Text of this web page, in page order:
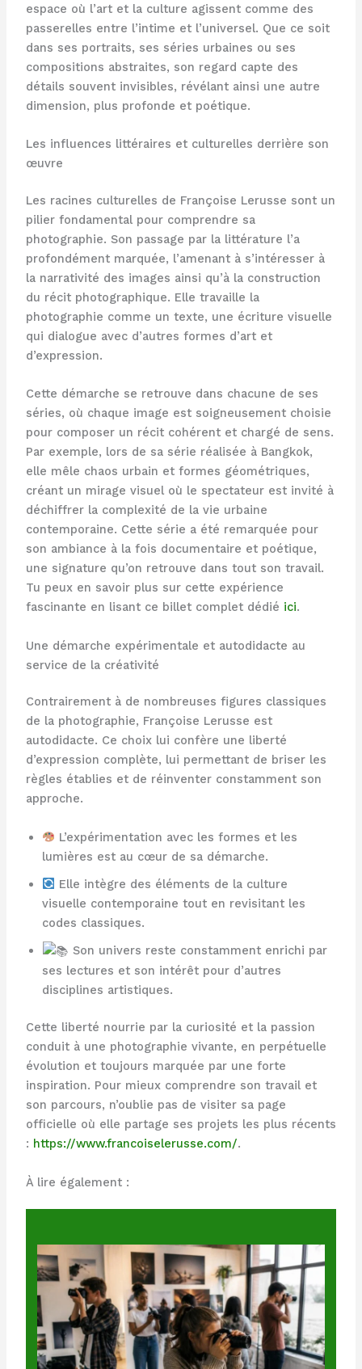
espace où l’art et la culture agissent comme des
passerelles entre l’intime et l’universel. Que ce soit
dans ses portraits, ses séries urbaines ou ses
compositions abstraites, son regard capte des
détails souvent invisibles, révélant ainsi une autre
dimension, plus profonde et poétique.
Les influences littéraires et culturelles derrière son
œuvre
Les racines culturelles de Françoise Lerusse sont un
pilier fondamental pour comprendre sa
photographie. Son passage par la littérature l’a
profondément marquée, l’amenant à s’intéresser à
la narrativité des images ainsi qu’à la construction
du récit photographique. Elle travaille la
photographie comme un texte, une écriture visuelle
qui dialogue avec d’autres formes d’art et
d’expression.
Cette démarche se retrouve dans chacune de ses
séries, où chaque image est soigneusement choisie
pour composer un récit cohérent et chargé de sens.
Par exemple, lors de sa série réalisée à Bangkok,
elle mêle chaos urbain et formes géométriques,
créant un mirage visuel où le spectateur est invité à
déchiffrer la complexité de la vie urbaine
contemporaine. Cette série a été remarquée pour
son ambiance à la fois documentaire et poétique,
une signature qu’on retrouve dans tout son travail.
Tu peux en savoir plus sur cette expérience
fascinante en lisant ce billet complet dédié ici.
Une démarche expérimentale et autodidacte au
service de la créativité
Contrairement à de nombreuses figures classiques
de la photographie, Françoise Lerusse est
autodidacte. Ce choix lui confère une liberté
d’expression complète, lui permettant de briser les
règles établies et de réinventer constamment son
approche.
L’expérimentation avec les formes et les
lumières est au cœur de sa démarche.
Elle intègre des éléments de la culture
visuelle contemporaine tout en revisitant les
codes classiques.
Son univers reste constamment enrichi par
ses lectures et son intérêt pour d’autres
disciplines artistiques.
Cette liberté nourrie par la curiosité et la passion
conduit à une photographie vivante, en perpétuelle
évolution et toujours marquée par une forte
inspiration. Pour mieux comprendre son travail et
son parcours, n’oublie pas de visiter sa page
officielle où elle partage ses projets les plus récents
: https://www.francoiselerusse.com/.
À lire également :